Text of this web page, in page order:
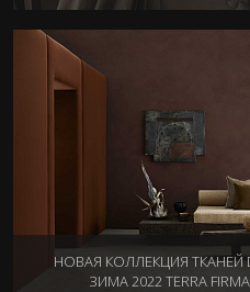
НОВАЯ КОЛЛЕКЦИЯ ТКАНЕЙ
ЗИМА 2022 TERRA